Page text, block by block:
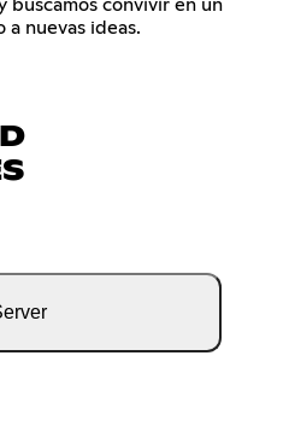
buscamos convivir en un
nuevas ideas.